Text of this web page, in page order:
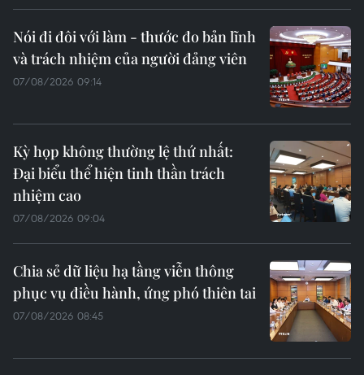
Nói đi đôi với làm - thước đo bản lĩnh
và trách nhiệm của người đảng viên
07/08/2026 09:14
Kỳ họp không thường lệ thứ nhất:
Đại biểu thể hiện tinh thần trách
nhiệm cao
07/08/2026 09:04
Chia sẻ dữ liệu hạ tầng viễn thông
phục vụ điều hành, ứng phó thiên tai
07/08/2026 08:45